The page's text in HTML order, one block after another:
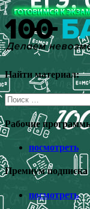
Перейти
к
содержимому
Найти материал:
Поиск
для:
Рабочие
посмотреть
Премиум подписка
посмотреть